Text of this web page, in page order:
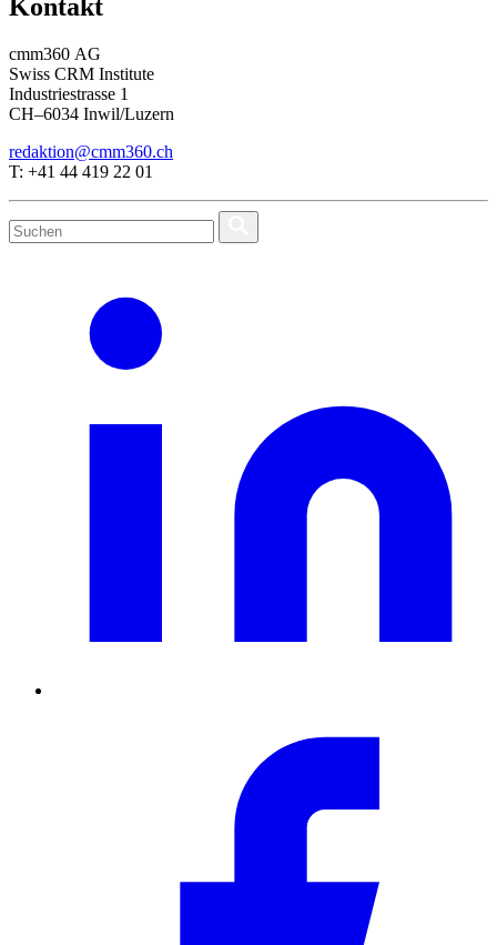
Kontakt
cmm360 AG
Swiss CRM Institute
Industriestrasse 1
CH–6034 Inwil/Luzern
redaktion@cmm360.ch
T: +41 44 419 22 01